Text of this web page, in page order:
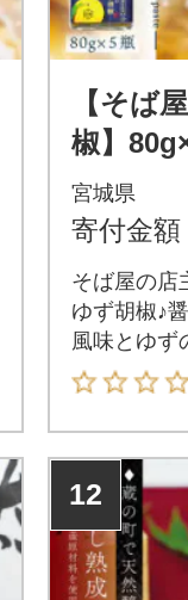
【そば
椒】
でリピ
する秘
宮城県
寄付金額
そば屋の店
ゆず胡椒♪
風味とゆず
になる美味
12